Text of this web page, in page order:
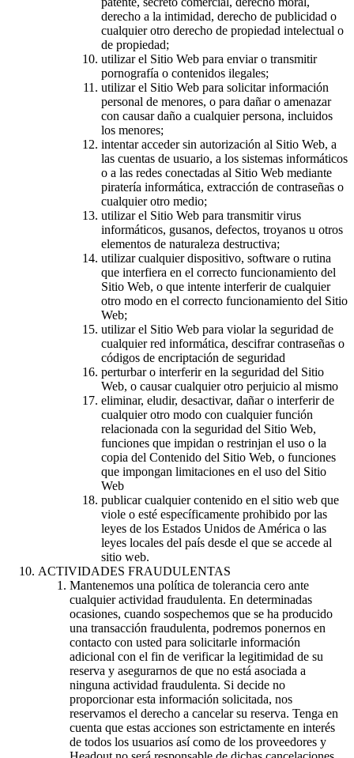
derecho a la intimidad, derecho de publicidad o
cualquier otro derecho de propiedad intelectual o
de propiedad;
utilizar el Sitio Web para enviar o transmitir
pornografía o contenidos ilegales;
utilizar el Sitio Web para solicitar información
personal de menores, o para dañar o amenazar
con causar daño a cualquier persona, incluidos
los menores;
intentar acceder sin autorización al Sitio Web, a
las cuentas de usuario, a los sistemas informáticos
o a las redes conectadas al Sitio Web mediante
piratería informática, extracción de contraseñas o
cualquier otro medio;
utilizar el Sitio Web para transmitir virus
informáticos, gusanos, defectos, troyanos u otros
elementos de naturaleza destructiva;
utilizar cualquier dispositivo, software o rutina
que interfiera en el correcto funcionamiento del
Sitio Web, o que intente interferir de cualquier
otro modo en el correcto funcionamiento del Sitio
Web;
utilizar el Sitio Web para violar la seguridad de
cualquier red informática, descifrar contraseñas o
códigos de encriptación de seguridad
perturbar o interferir en la seguridad del Sitio
Web, o causar cualquier otro perjuicio al mismo
eliminar, eludir, desactivar, dañar o interferir de
cualquier otro modo con cualquier función
relacionada con la seguridad del Sitio Web,
funciones que impidan o restrinjan el uso o la
copia del Contenido del Sitio Web, o funciones
que impongan limitaciones en el uso del Sitio
Web
publicar cualquier contenido en el sitio web que
viole o esté específicamente prohibido por las
leyes de los Estados Unidos de América o las
leyes locales del país desde el que se accede al
sitio web.
ACTIVIDADES FRAUDULENTAS
Mantenemos una política de tolerancia cero ante
cualquier actividad fraudulenta. En determinadas
ocasiones, cuando sospechemos que se ha producido
una transacción fraudulenta, podremos ponernos en
contacto con usted para solicitarle información
adicional con el fin de verificar la legitimidad de su
reserva y asegurarnos de que no está asociada a
ninguna actividad fraudulenta. Si decide no
proporcionar esta información solicitada, nos
reservamos el derecho a cancelar su reserva. Tenga en
cuenta que estas acciones son estrictamente en interés
de todos los usuarios así como de los proveedores y